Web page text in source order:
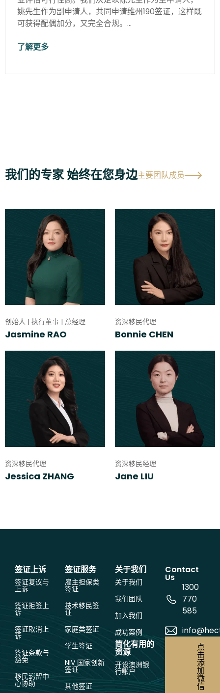
姚先生作为副申请人，共同申请维州190签证，这样既
可获得配偶加分，又完全合规。…
了解更多
我们的专家 始终在您身边主要团队成员
创始人 | 执行董事 | 总经理
Jasmine RAO
资深移民代理
Bonnie CHEN
资深移民代理
Jessica ZHANG
资深移民经理
Jane LIU
签证上诉
签证复议与
上诉
签证拒签上
诉
签证取消上
诉
签证条款与
豁免
移民羁留中
心协助
签证服务
雇主担保类
签证
技术移民签
证
家庭类签证
学生签证
NIV 国家创新
签证
其他签证
关于我们
关于我们
我们团队
加入我们
成功案例
简化有用的
资源
开设澳洲银
行账户
Contact
Us
1300
770
585
点
击
添
加
微
信